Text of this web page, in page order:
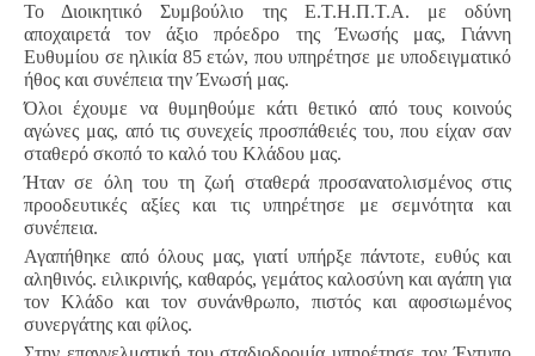
Το Διοικητικό Συμβούλιο της Ε.Τ.Η.Π.Τ.Α. με οδύνη
αποχαιρετά τον άξιο πρόεδρο της Ένωσής μας, Γιάννη
Ευθυμίου σε ηλικία 85 ετών, που υπηρέτησε με υποδειγματικό
ήθος και συνέπεια την Ένωσή μας.
Όλοι έχουμε να θυμηθούμε κάτι θετικό από τους κοινούς
αγώνες μας, από τις συνεχείς προσπάθειές του, που είχαν σαν
σταθερό σκοπό το καλό του Κλάδου μας.
Ήταν σε όλη του τη ζωή σταθερά προσανατολισμένος στις
προοδευτικές αξίες και τις υπηρέτησε με σεμνότητα και
συνέπεια.
Αγαπήθηκε από όλους μας, γιατί υπήρξε πάντοτε, ευθύς και
αληθινός. ειλικρινής, καθαρός, γεμάτος καλοσύνη και αγάπη για
τον Κλάδο και τον συνάνθρωπο, πιστός και αφοσιωμένος
συνεργάτης και φίλος.